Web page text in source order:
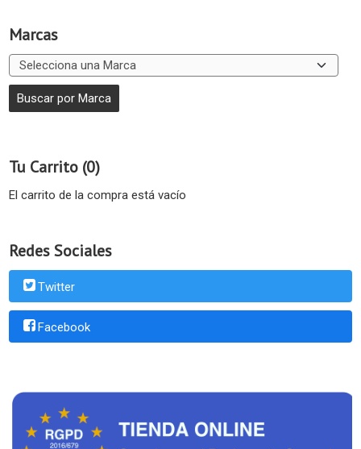
Marcas
Tu Carrito (0)
El carrito de la compra está vacío
Redes Sociales
Twitter
Facebook